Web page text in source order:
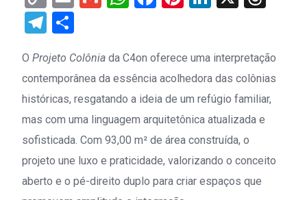
Link
Telegram
O Projeto Colônia da C4on oferece uma interpretação
contemporânea da essência acolhedora das colônias
históricas, resgatando a ideia de um refúgio familiar,
mas com uma linguagem arquitetônica atualizada e
sofisticada. Com 93,00 m² de área construída, o
projeto une luxo e praticidade, valorizando o conceito
aberto e o pé-direito duplo para criar espaços que